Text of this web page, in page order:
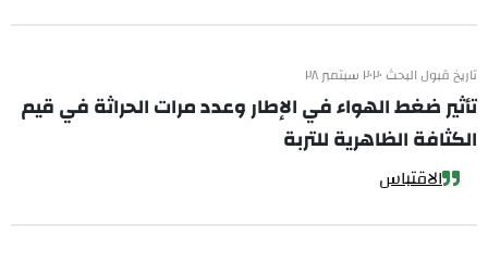
تاريخ قبول البحث ٢٠٢٠ سبتمبر ٢٨
تأثير ضغط الهواء في الإطار وعدد مرات الحراثة في قيم
الكثافة الظاهرية للتربة
الاقتباس